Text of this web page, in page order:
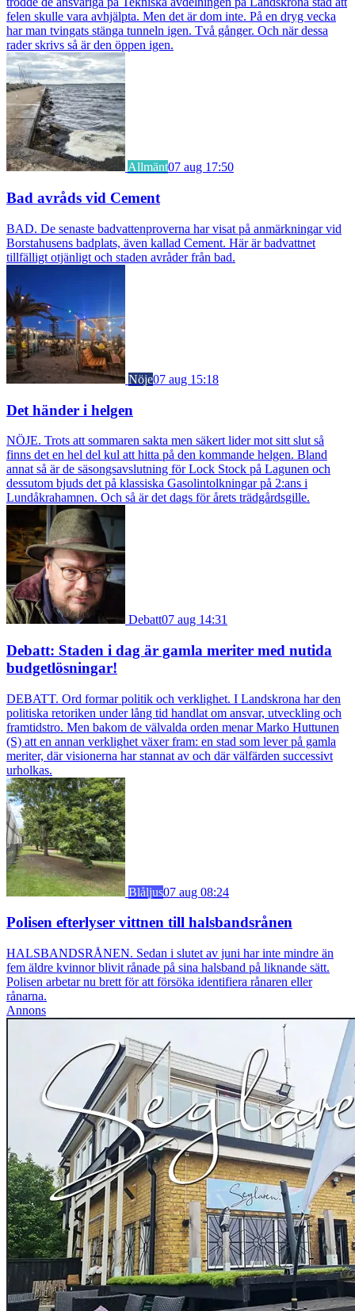
felen skulle vara avhjälpta. Men det är dom inte. På en dryg vecka
har man tvingats stänga tunneln igen. Två gånger. Och när dessa
rader skrivs så är den öppen igen.
Allmänt07 aug 17:50
Bad avråds vid Cement
BAD. De senaste badvattenproverna har visat på anmärkningar vid
Borstahusens badplats, även kallad Cement. Här är badvattnet
tillfälligt otjänligt och staden avråder från bad.
Nöje07 aug 15:18
Det händer i helgen
NÖJE. Trots att sommaren sakta men säkert lider mot sitt slut så
finns det en hel del kul att hitta på den kommande helgen. Bland
annat så är de säsongsavslutning för Lock Stock på Lagunen och
dessutom bjuds det på klassiska Gasolintolkningar på 2:ans i
Lundåkrahamnen. Och så är det dags för årets trädgårdsgille.
Debatt07 aug 14:31
Debatt: Staden i dag är gamla meriter med nutida
budgetlösningar!
DEBATT. Ord formar politik och verklighet. I Landskrona har den
politiska retoriken under lång tid handlat om ansvar, utveckling och
framtidstro. Men bakom de välvalda orden menar Marko Huttunen
(S) att en annan verklighet växer fram: en stad som lever på gamla
meriter, där visionerna har stannat av och där välfärden successivt
urholkas.
Blåljus07 aug 08:24
Polisen efterlyser vittnen till halsbandsrånen
HALSBANDSRÅNEN. Sedan i slutet av juni har inte mindre än
fem äldre kvinnor blivit rånade på sina halsband på liknande sätt.
Polisen arbetar nu brett för att försöka identifiera rånaren eller
rånarna.
Annons